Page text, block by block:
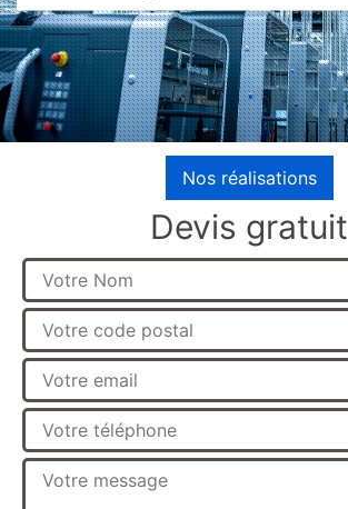
Nos réalisations
Devis gratuit